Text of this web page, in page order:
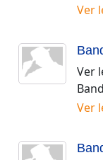
Ver
Ver
Ver